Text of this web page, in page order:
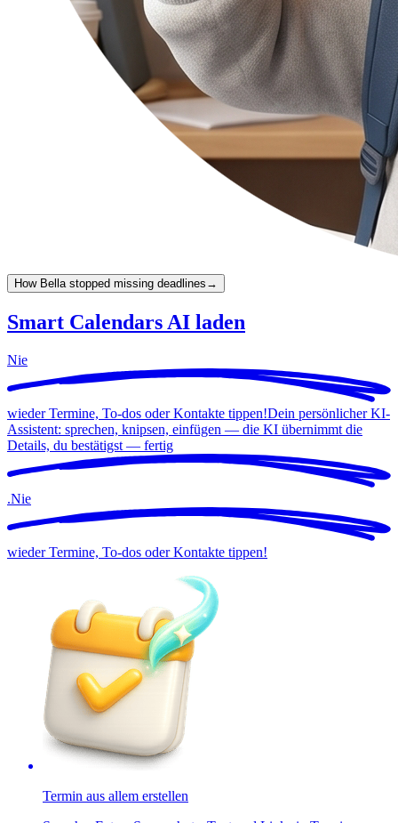
How Bella stopped missing deadlines →
Smart Calendars AI laden
Nie
wieder Termine, To-dos oder Kontakte tippen!Dein persönlicher KI-
Assistent: sprechen, knipsen, einfügen — die KI übernimmt die
Details, du bestätigst — fertig
.Nie
wieder Termine, To-dos oder Kontakte tippen!
Termin aus allem erstellen